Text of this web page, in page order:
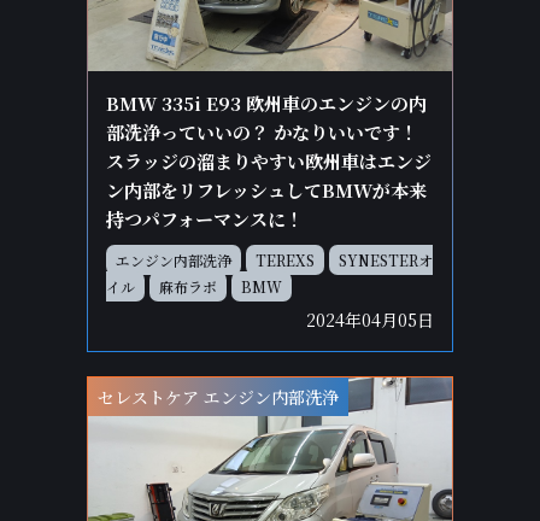
BMW 335i E93 欧州車のエンジンの内
部洗浄っていいの？ かなりいいです！
スラッジの溜まりやすい欧州車はエンジ
ン内部をリフレッシュしてBMWが本来
持つパフォーマンスに！
エンジン内部洗浄 TEREXS
SYNESTERオ
イル
麻布ラボ BMW
2024年04月05日
セレストケア エンジン内部洗浄